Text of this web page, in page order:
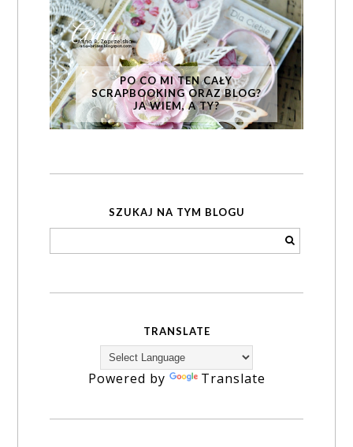
PO CO MI TEN CAŁY
SCRAPBOOKING ORAZ BLOG?
JA WIEM, A TY?
SZUKAJ NA TYM BLOGU
TRANSLATE
Powered by Translate